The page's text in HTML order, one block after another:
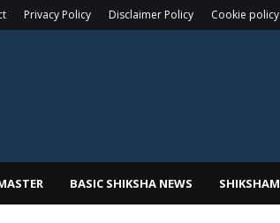
Privacy Policy Disclaimer Policy Cookie policy
BASIC SHIKSHA NEWS